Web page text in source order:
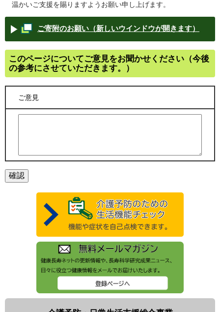
温かいご支援を賜りますようお願い申し上げます。
ご寄附のお願い（新しいウインドウが開きます）
このページについてご意見をお聞かせください（今後
の参考にさせていただきます。）
ご意見